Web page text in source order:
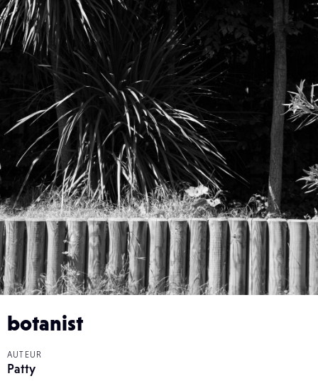
botanist
AUTEUR
Patty